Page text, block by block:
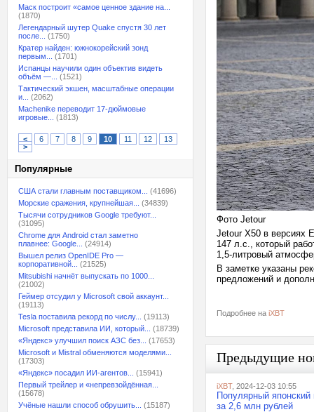
Маск построит «самое ценное здание на...
(1870)
Легендарный шутер Quake спустя 30 лет
после...
(1750)
Кратер найден: южнокорейский зонд
первым...
(1701)
Испанцы научили один объектив видеть
объём —...
(1521)
Тактический экшен, масштабные операции
и...
(2062)
Machenike переводит 17-дюймовые
игровые...
(1813)
< 6 7 8 9 10 11 12
13
>
Популярные
США стали главным поставщиком...
(41696)
Морские сражения, крупнейшая...
(34839)
Тысячи сотрудников Google требуют...
(31095)
Chrome для Android стал заметно
плавнее: Google...
(24914)
Вышел релиз OpenIDE Pro —
корпоративной...
(21525)
Mitsubishi начнёт выпускать по 1000...
(21002)
Геймер отсудил у Microsoft свой аккаунт...
(19113)
Tesla поставила рекорд по числу...
(19113)
Microsoft представила ИИ, который...
(18739)
«Яндекс» улучшил поиск АЗС без...
(17653)
Microsoft и Mistral обменяются моделями...
(17303)
«Яндекс» посадил ИИ-агентов...
(15941)
Первый трейлер и «непревзойдённая...
(15678)
Учёные нашли способ обрушить...
(15187)
Фото Jetour
Jetour X50 в версиях
147 л.с., который
1,5-литровый
В заметке указаны
предложений и
Подробнее на iXBT
Предыдущие
iXBT, 2024-12-03 10:55
Популярный
за 2,6 млн рублей